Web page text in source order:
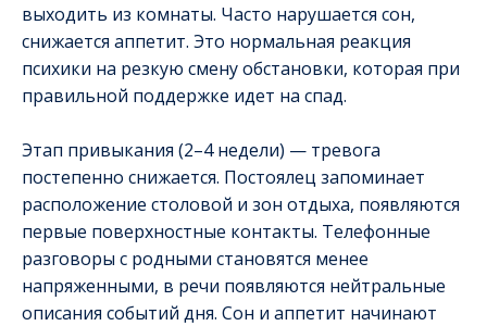
выходить из комнаты. Часто нарушается сон,
снижается аппетит. Это нормальная реакция
психики на резкую смену обстановки, которая при
правильной поддержке идет на спад.
Этап привыкания (2–4 недели) — тревога
постепенно снижается. Постоялец запоминает
расположение столовой и зон отдыха, появляются
первые поверхностные контакты. Телефонные
разговоры с родными становятся менее
напряженными, в речи появляются нейтральные
описания событий дня. Сон и аппетит начинают